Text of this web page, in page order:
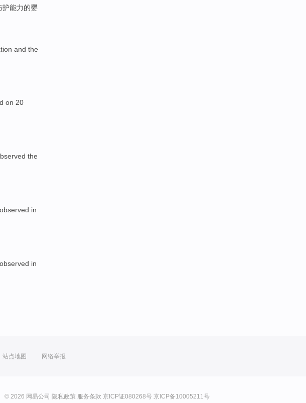
护能力的婴
and the
on 20
the
observed in
observed in
站点地图 网络举报
© 2026 网易公司 隐私政策 服务条款 京ICP证080268号 京ICP备10005211号